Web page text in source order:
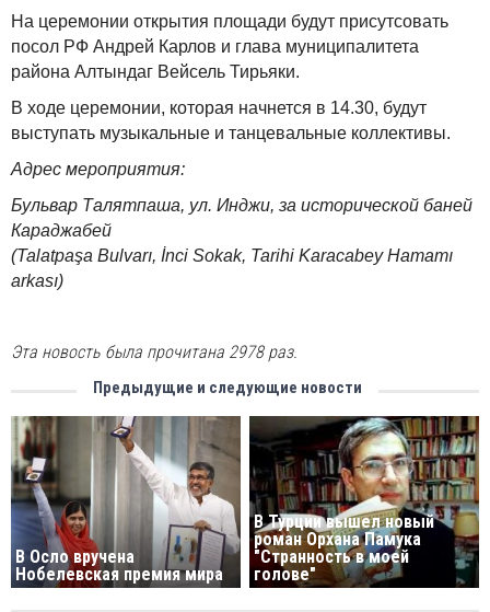
На церемонии открытия площади будут присутсовать
посол РФ Андрей Карлов и глава муниципалитета
района Алтындаг Вейсель Тирьяки.
В ходе церемонии, которая начнется в 14.30, будут
выступать музыкальные и танцевальные коллективы.
Адрес мероприятия:
Бульвар Талятпаша, ул. Инджи, за исторической баней
Караджабей
(Talatpaşa Bulvarı, İnci Sokak, Tarihi Karacabey Hamamı
arkası)
Эта новость была прочитана 2978 раз.
Предыдущие и следующие новости
В Осло вручена
Нобелевская премия мира
В Турции вышел новый
роман Орхана Памука
"Странность в моей
голове"